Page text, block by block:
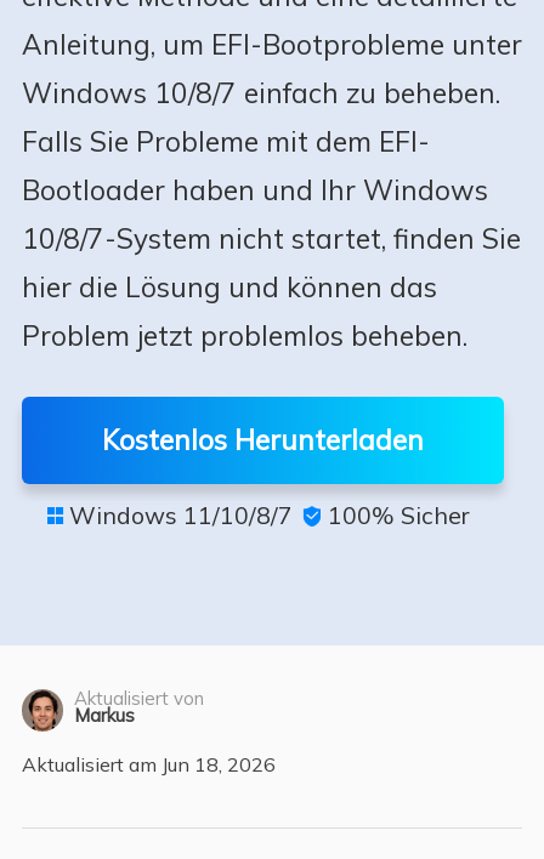
Anleitung, um EFI-Bootprobleme unter
Windows 10/8/7 einfach zu beheben.
Falls Sie Probleme mit dem EFI-
Bootloader haben und Ihr Windows
10/8/7-System nicht startet, finden Sie
hier die Lösung und können das
Problem jetzt problemlos beheben.
Kostenlos Herunterladen
 Windows 11/10/8/7  100% Sicher
Aktualisiert von
Markus
Aktualisiert am Jun 18, 2026